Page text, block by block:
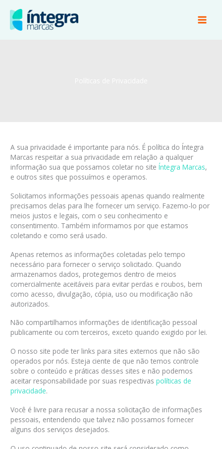
para
conteúdo
A sua privacidade é importante para nós. É política do Íntegra
Marcas respeitar a sua privacidade em relação a qualquer
informação sua que possamos coletar no siteÍntegra Marcas,
e outros sites que possuímos e operamos.
Solicitamos informações pessoais apenas quando realmente
precisamos delas para lhe fornecer um serviço. Fazemo-lo por
meios justos e legais, com o seu conhecimento e
consentimento. Também informamos por que estamos
coletando e como será usado.
Apenas retemos as informações coletadas pelo tempo
necessário para fornecer o serviço solicitado. Quando
armazenamos dados, protegemos dentro de meios
comercialmente aceitáveis ​​para evitar perdas e roubos, bem
como acesso, divulgação, cópia, uso ou modificação não
autorizados.
Não compartilhamos informações de identificação pessoal
publicamente ou com terceiros, exceto quando exigido por lei.
O nosso site pode ter links para sites externos que não são
operados por nós. Esteja ciente de que não temos controle
sobre o conteúdo e práticas desses sites e não podemos
aceitar responsabilidade por suas respectivaspolíticas de
privacidade.
Você é livre para recusar a nossa solicitação de informações
pessoais, entendendo que talvez não possamos fornecer
alguns dos serviços desejados.